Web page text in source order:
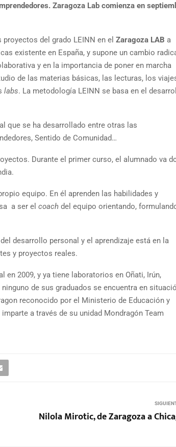
Zaragoza Lab comienza en
del grado LEINN en el Zaragoza LAB a
existente en España, y supone un cambio
y en la importancia de poner en marcha
de las materias básicas, las lecturas, los
labs. La metodología LEINN se basa en el
que se ha desarrollado entre otras las
Sentido de Comunidad…
Durante el primer curso, el alumnado va
equipo. En él aprenden las habilidades y
a ser el coach del equipo orientando,
desarrollo personal y el aprendizaje está en la
y proyectos reales.
2009, y ya tiene laboratorios en Oñati, Irún,
de sus graduados se encuentra en
reconocido por el Ministerio de Educación y
a través de su unidad Mondragón Team
Nilola Mirotic, de Zaragoza a